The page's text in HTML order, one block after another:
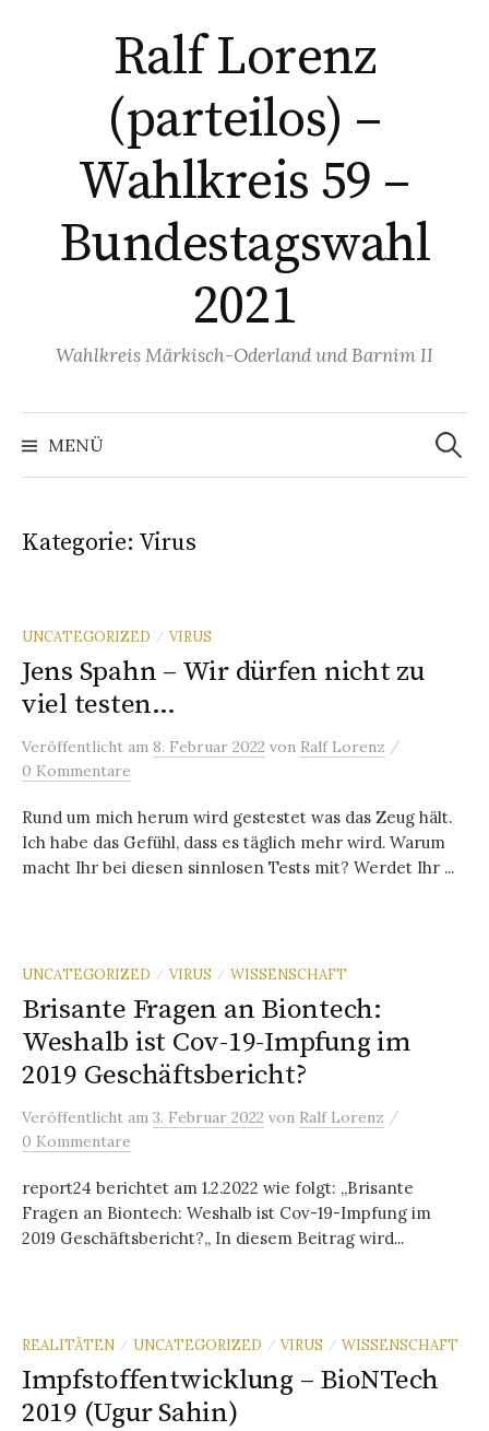
Ralf Lorenz
(parteilos) –
Wahlkreis 59 –
Bundestagswahl
2021
Wahlkreis Märkisch-Oderland und Barnim II
MENÜ
Suchen
nach:
Kategorie: Virus
UNCATEGORIZED / VIRUS
Jens Spahn – Wir dürfen nicht zu
viel testen…
Veröffentlicht am 8. Februar 2022 von Ralf Lorenz /
0 Kommentare
Rund um mich herum wird gestestet was das Zeug hält.
Ich habe das Gefühl, dass es täglich mehr wird. Warum
macht Ihr bei diesen sinnlosen Tests mit? Werdet Ihr ...
UNCATEGORIZED / VIRUS / WISSENSCHAFT
Brisante Fragen an Biontech:
Weshalb ist Cov-19-Impfung im
2019 Geschäftsbericht?
Veröffentlicht am 3. Februar 2022 von Ralf Lorenz /
0 Kommentare
report24 berichtet am 1.2.2022 wie folgt: „Brisante
Fragen an Biontech: Weshalb ist Cov-19-Impfung im
2019 Geschäftsbericht?„ In diesem Beitrag wird...
REALITÄTEN / UNCATEGORIZED / VIRUS / WISSENSCHAFT
Impfstoffentwicklung – BioNTech
2019 (Ugur Sahin)